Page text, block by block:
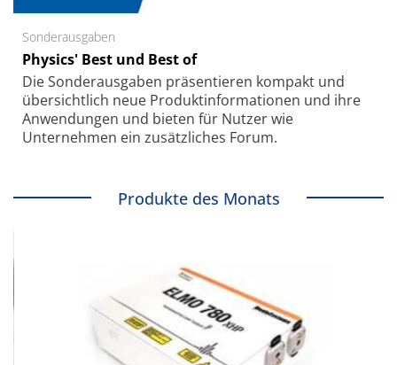
Sonderausgaben
Physics' Best und Best of
Die Sonder­ausgaben präsentieren kompakt und
übersichtlich neue Produkt­informationen und ihre
Anwendungen und bieten für Nutzer wie
Unternehmen ein zusätzliches Forum.
Produkte des Monats